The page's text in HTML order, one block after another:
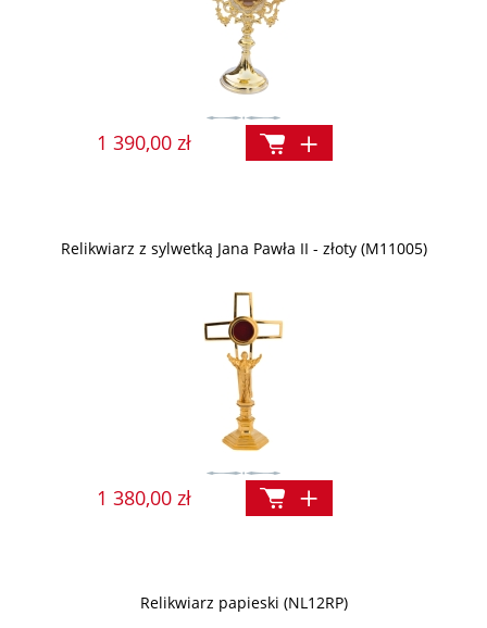
1 390,00 zł
Relikwiarz z sylwetką Jana Pawła II - złoty (M11005)
1 380,00 zł
Relikwiarz papieski (NL12RP)